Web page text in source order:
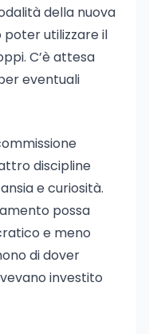
della nuova
utilizzare il
C’è attesa
eventuali
discipline
e curiosità.
possa
e meno
di dover
investito